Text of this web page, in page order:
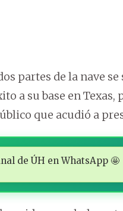
partes de la nave
a su base en Texas,
que acudió a
de ÚH en WhatsApp 🤩